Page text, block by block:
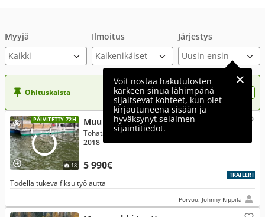
Myyjä Ilmoitus Järjestys
Voit nostaa hakutulosten
kärkeen sinua lähimpänä
sijaitsevat kohteet, kun olet
kirjautuneena sisään ja
hyväksynyt selaimen
sijaintitiedot.
Ohituskaista Nosta ilmoituksesi tähän?
PÄIVITETTY 72H
18
Muu merkki Muu malli
5 990€
Tohatsu 9,8 Hp 2018
2018
TRAILERI
Todella tukeva fiksu työlautta
Porvoo, Johnny Kippilä